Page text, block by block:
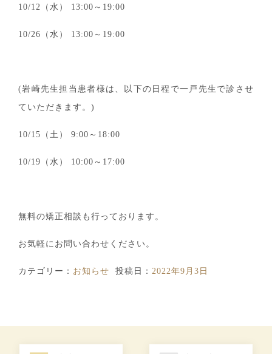
10/12（水） 13:00～19:00
10/26（水） 13:00～19:00
(岩崎先生担当患者様は、以下の日程で一戸先生で診させ
ていただきます。)
10/15（土） 9:00～18:00
10/19（水） 10:00～17:00
無料の矯正相談も行っております。
お気軽にお問い合わせください。
カテゴリー： お知らせ 投稿日： 2022年9月3日